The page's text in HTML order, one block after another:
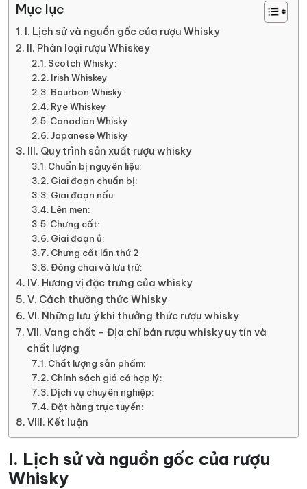
Mục lục
I. Lịch sử và nguồn gốc của rượu Whisky
II. Phân loại rượu Whiskey
Scotch Whisky:
Irish Whiskey
Bourbon Whisky
Rye Whiskey
Canadian Whisky
Japanese Whisky
III. Quy trình sản xuất rượu whisky
Chuẩn bị nguyên liệu:
Giai đoạn chuẩn bị:
Giai đoạn nấu:
Lên men:
Chưng cất:
Giai đoạn ủ:
Chưng cất lần thứ 2
Đóng chai và lưu trữ:
IV. Hương vị đặc trưng của whisky
V. Cách thưởng thức Whisky
VI. Những lưu ý khi thưởng thức rượu whisky
VII. Vang chất – Địa chỉ bán rượu whisky uy tín và
chất lượng
Chất lượng sản phẩm:
Chính sách giá cả hợp lý:
Dịch vụ chuyên nghiệp:
Đặt hàng trực tuyến:
VIII. Kết luận
I. Lịch sử và nguồn gốc của rượu
Whisky